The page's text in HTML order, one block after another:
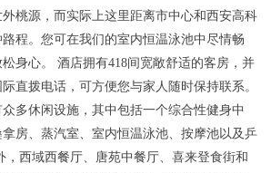
桃源，而实际上这里距离市中心和西安高科
程。您可在我们的室内恒温泳池中尽情畅
身心。 酒店拥有418间宽敞舒适的客房，并
直拨电话，可方便您与家人随时保持联系。
多休闲设施，其中包括一个综合性健身中
房、蒸汽室、室内恒温泳池、按摩池以及乒
，西域西餐厅、唐苑中餐厅、喜来登食街和